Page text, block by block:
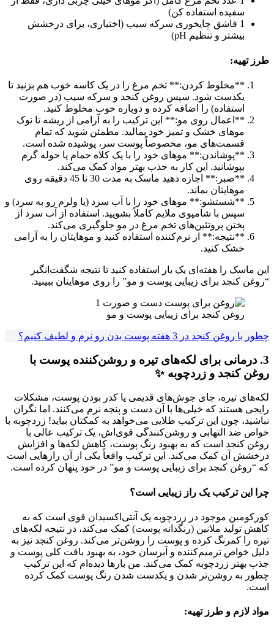
سفیده استفاده کن)
1 قاشق چایخوری سرکه سیب (اختیاری، برای درخشش
بیشتر و تنظیم pH)
طرز تهیه:
**مخلوط کردن:** تخم مرغ را در یک کاسه خوب هم بزنید تا
یکدست شود. سپس روغن کنجد و سرکه سیب (در صورت
استفاده) را اضافه کرده و دوباره خوب مخلوط کنید.
**اعمال روی مو:** این ترکیب را به آرامی از ریشه تا نوک
موهای خشک و تمیز خود بمالید. مطمئن شوید که تمام
قسمت‌های مو، مخصوصاً پوست سر، پوشیده شده است.
**پوشاندن:** موهای خود را با یک کلاه حمام یا حوله گرم
بپوشانید. این کار به جذب بهتر مواد کمک می‌کند.
**صبر:** اجازه دهید ماسک به مدت 30 تا 45 دقیقه روی
موهایتان بماند.
**شستشو:** موهای خود را با آب سرد (یا ولرم رو به سرد) و
سپس با شامپوی ملایم کاملاً بشویید. استفاده از آب سرد از
پختن پروتئین‌های تخم مرغ در مو جلوگیری می‌کند.
**نتیجه:** از نرم‌کننده استفاده کنید و موهایتان را به آرامی
خشک کنید.
این ماسک را هفته‌ای یک بار استفاده کنید تا نتیجه شگفت‌انگیز
“روغن کنجد برای زیبایی پوست و مو” را روی موهایتان ببینید.
روغن کنجد برای زیبایی پوست و مو
چطور با روغن کنجد در 3 هفته پوست بدن رو نرم و لطیف کنیم؟
3. درمانی برای لکه‌های تیره و روشن‌کننده پوست با
روغن کنجد و زردچوبه ✨
لکه‌های تیره، جای جوش‌های قدیمی یا کدر بودن پوست، مشکلات
رایجی هستند که خیلی‌ها با آن دست و پنجه نرم می‌کنند. اما نگران
نباشید، چون این ترکیب طلایی می‌خواهد به کمکتان بیاید! زردچوبه با
خواص ضد التهابی و روشن‌کنندگی قوی‌اش، یک ترکیب عالی با
روغن کنجد است که به بهبود رنگ پوست، کاهش لکه‌ها و افزایش
درخشش آن کمک می‌کند. این ترکیب واقعاً یکی از آن رازهایی است
که “روغن کنجد برای زیبایی پوست و مو” در خود پنهان کرده است.
چرا این ترکیب یک راز زیبایی است؟
کورکومین موجود در زردچوبه یک آنتی‌اکسیدان قوی است که به
کاهش تولید ملانین (رنگدانه پوست) کمک می‌کند، در نتیجه لکه‌های
تیره را کمرنگ کرده و پوست را روشن‌تر می‌کند. روغن کنجد نیز به
دلیل خواص ترمیم‌کننده و آبرسان خود، به بهبود بافت کلی پوست و
جذب بهتر زردچوبه کمک می‌کند. من بارها دیده‌ام که این ترکیب
چطور به روشن‌تر شدن و یکدست شدن رنگ پوست کمک کرده
است.
مواد لازم و طرز تهیه: